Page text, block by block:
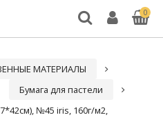
0
МАТЕРИАЛЫ
Бумага для пастели
№45 iris, 160г/м2,